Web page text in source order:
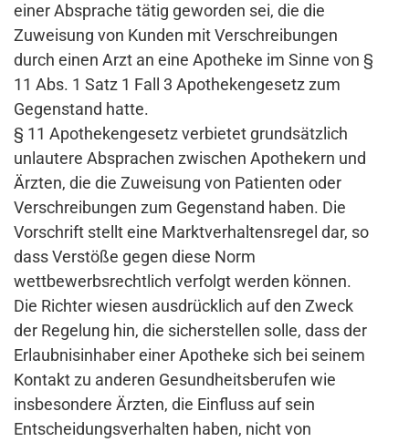
einer Absprache tätig geworden sei, die die
Zuweisung von Kunden mit Verschreibungen
durch einen Arzt an eine Apotheke im Sinne von §
11 Abs. 1 Satz 1 Fall 3 Apothekengesetz zum
Gegenstand hatte.
§ 11 Apothekengesetz verbietet grundsätzlich
unlautere Absprachen zwischen Apothekern und
Ärzten, die die Zuweisung von Patienten oder
Verschreibungen zum Gegenstand haben. Die
Vorschrift stellt eine Marktverhaltensregel dar, so
dass Verstöße gegen diese Norm
wettbewerbsrechtlich verfolgt werden können.
Die Richter wiesen ausdrücklich auf den Zweck
der Regelung hin, die sicherstellen solle, dass der
Erlaubnisinhaber einer Apotheke sich bei seinem
Kontakt zu anderen Gesundheitsberufen wie
insbesondere Ärzten, die Einfluss auf sein
Entscheidungsverhalten haben, nicht von